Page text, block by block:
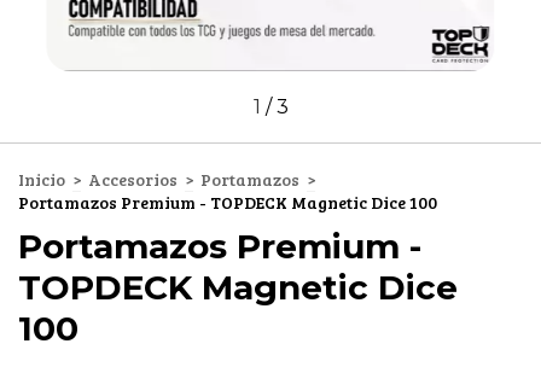
1 /3
Inicio > Accesorios > Portamazos >
Portamazos Premium - TOPDECK Magnetic Dice 100
Portamazos Premium -
TOPDECK Magnetic Dice
100